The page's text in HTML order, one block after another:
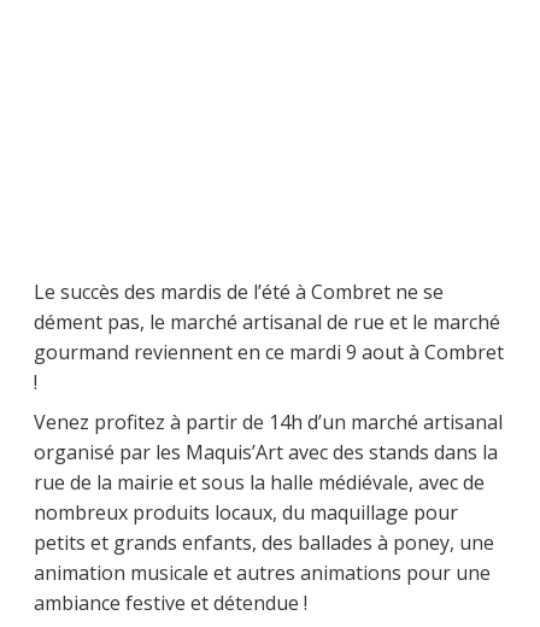
Le succès des mardis de l’été à Combret ne se
dément pas, le marché artisanal de rue et le marché
gourmand reviennent en ce mardi 9 aout à Combret
!
Venez profitez à partir de 14h d’un marché artisanal
organisé par les Maquis’Art avec des stands dans la
rue de la mairie et sous la halle médiévale, avec de
nombreux produits locaux, du maquillage pour
petits et grands enfants, des ballades à poney, une
animation musicale et autres animations pour une
ambiance festive et détendue !